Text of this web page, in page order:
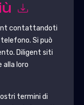
contattandoti
Si può
Diligent siti
alla loro
termini di